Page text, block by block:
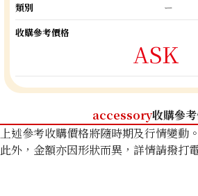
類別
ー
收購參考價格
ASK
accessory收購參
上述參考收購價格將隨時期及行情變動。
此外，金額亦因形狀而異，詳情請撥打